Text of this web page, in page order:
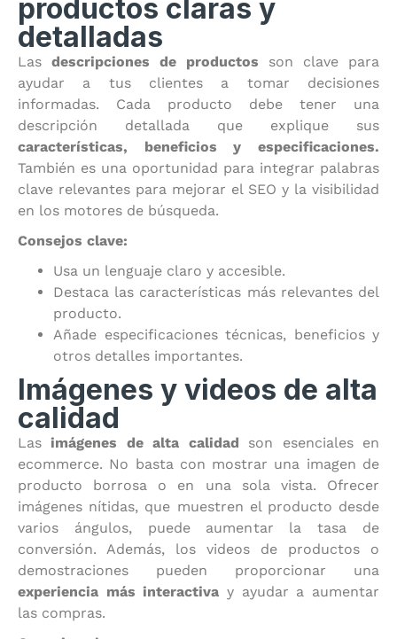
productos claras y
detalladas
Las descripciones de productos son clave para
ayudar a tus clientes a tomar decisiones
informadas. Cada producto debe tener una
descripción detallada que explique sus
características, beneficios y especificaciones.
También es una oportunidad para integrar palabras
clave relevantes para mejorar el SEO y la visibilidad
en los motores de búsqueda.
Consejos clave:
Usa un lenguaje claro y accesible.
Destaca las características más relevantes del
producto.
Añade especificaciones técnicas, beneficios y
otros detalles importantes.
Imágenes y videos de alta
calidad
Las imágenes de alta calidad son esenciales en
ecommerce. No basta con mostrar una imagen de
producto borrosa o en una sola vista. Ofrecer
imágenes nítidas, que muestren el producto desde
varios ángulos, puede aumentar la tasa de
conversión. Además, los videos de productos o
demostraciones pueden proporcionar una
experiencia más interactiva y ayudar a aumentar
las compras.